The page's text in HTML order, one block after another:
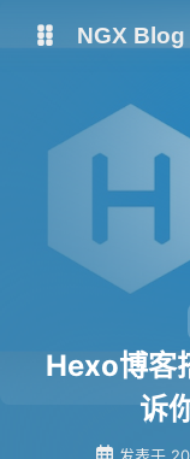
Status
备用链接
NGX Blog
Hexo博客
诉